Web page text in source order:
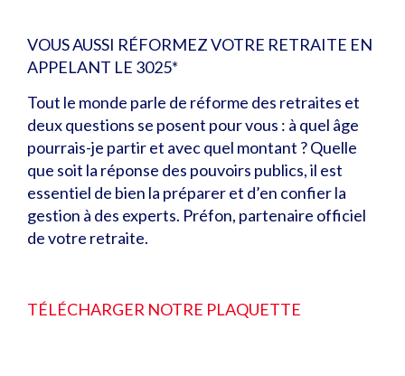
VOUS AUSSI RÉFORMEZ VOTRE RETRAITE EN
APPELANT LE 3025*
Tout le monde parle de réforme des retraites et
deux questions se posent pour vous : à quel âge
pourrais-je partir et avec quel montant ? Quelle
que soit la réponse des pouvoirs publics, il est
essentiel de bien la préparer et d’en confier la
gestion à des experts. Préfon, partenaire officiel
de votre retraite.
TÉLÉCHARGER NOTRE PLAQUETTE